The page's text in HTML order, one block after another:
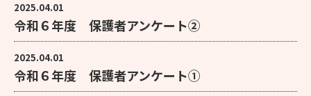
2025.04.01
令和６年度 保護者アンケート②
2025.04.01
令和６年度 保護者アンケート①